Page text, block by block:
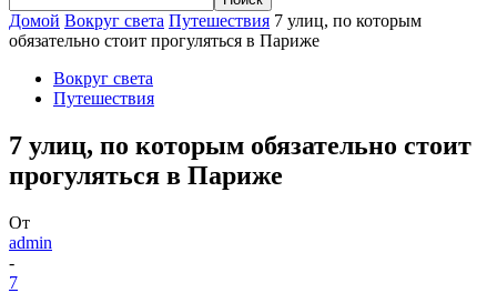
Домой Вокруг света Путешествия 7 улиц, по которым
обязательно стоит прогуляться в Париже
Вокруг света
Путешествия
7 улиц, по которым обязательно стоит
прогуляться в Париже
От
admin
-
7